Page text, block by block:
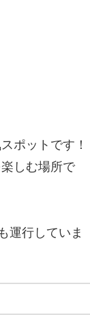
ポットです！
しむ場所で
運行していま